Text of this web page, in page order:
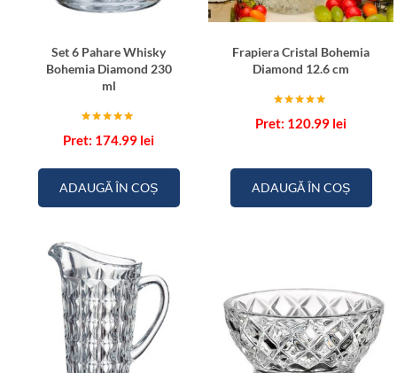
Set 6 Pahare Whisky
Bohemia Diamond 230
ml
5.00
174.99 lei
ADAUGĂ ÎN COȘ
Frapiera Cristal Bohemia
Diamond 12.6 cm
5.00
120.99 lei
ADAUGĂ ÎN COȘ